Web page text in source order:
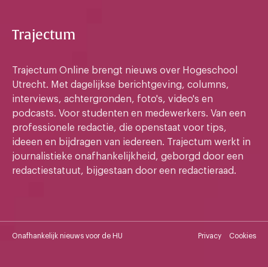
Trajectum
Trajectum Online brengt nieuws over Hogeschool
Utrecht. Met dagelijkse berichtgeving, columns,
interviews, achtergronden, foto's, video's en
podcasts. Voor studenten en medewerkers. Van een
professionele redactie, die openstaat voor tips,
ideeen en bijdragen van iedereen. Trajectum werkt in
journalistieke onafhankelijkheid, geborgd door een
redactiestatuut, bijgestaan door een redactieraad.
Onafhankelijk nieuws voor de HU Privacy Cookies